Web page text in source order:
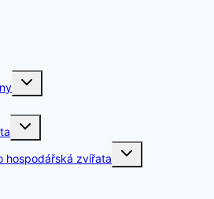
Toggle
child
Toggle
child
hospodářská zvířata
Toggle
child